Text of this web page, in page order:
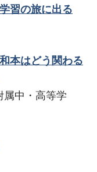
習の旅に出る
本はどう関わる
中・高等学